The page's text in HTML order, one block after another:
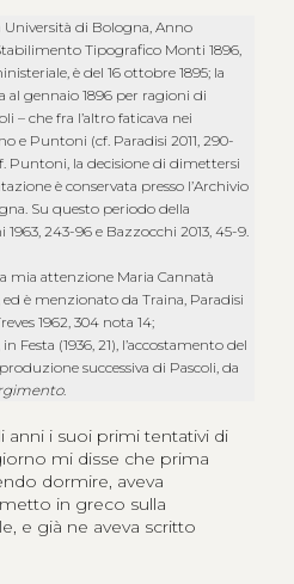
Università di Bologna, Anno
Tipografico Monti 1896,
è del 16 ottobre 1895; la
al gennaio 1896 per ragioni di
– che fra l’altro faticava nei
e Puntoni (cf. Paradisi 2011, 290-
Puntoni, la decisione di dimettersi
è conservata presso l’Archivio
Su questo periodo della
243-96 e Bazzocchi 2013, 45-9.
mia attenzione Maria Cannatà
ed è menzionato da Traina, Paradisi
1962, 304 nota 14;
Festa (1936, 21), l’accostamento del
successiva di Pascoli, da
.
anni i suoi primi tentativi di
mi disse che prima
dormire, aveva
in greco sulla
e già ne aveva scritto